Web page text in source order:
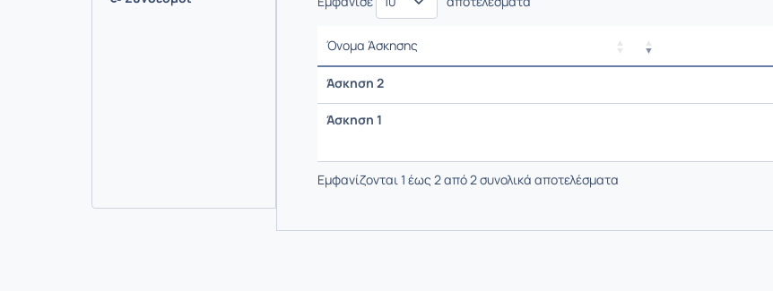
Όνομα Άσκησης
Άσκηση 2
Άσκηση 1
Εμφανίζονται 1 έως 2 από 2 συνολικά αποτελέσματα